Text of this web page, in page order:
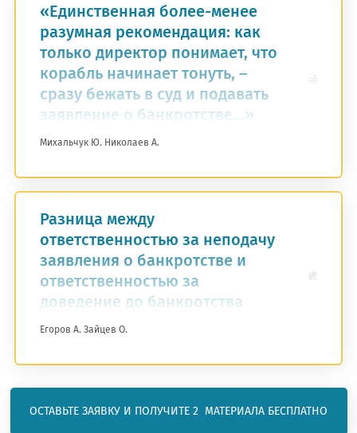
«Единственная более-менее
разумная рекомендация: как
только директор понимает, что
корабль начинает тонуть, –
сразу бежать в суд и подавать
заявление о банкротстве...»
Михальчук Ю. Николаев А.
Разница между
ответственностью за неподачу
заявления о банкротстве и
ответственностью за
доведение до банкротства
Егоров А. Зайцев О.
ОСТАВЬТЕ ЗАЯВКУ И ПОЛУЧИТЕ 2  МАТЕРИАЛА БЕСПЛАТНО
Получите бесплатные
материалы
Оставить заявку
проблемы
с сайтом или
заметили ошибку?
на курс
проблемы субсидиарной
лиц, контролирующих
₽ ₽
выгода: ₽
бесплатно
Оставить заявку